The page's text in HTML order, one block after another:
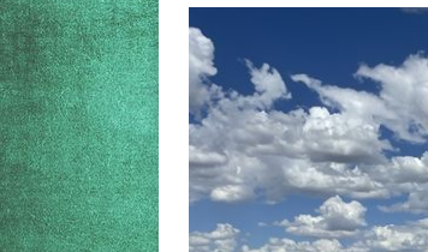
[ 9 octubre,
[ 27
[ 3 agosto,
[ 15 marzo,